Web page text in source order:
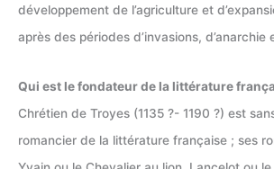
développement de l’agriculture et
après des périodes d’invasions, d’anarchie
Qui est le fondateur de la littérature
Chrétien de Troyes (1135 ?- 1190 ?) est
romancier de la littérature française ; ses